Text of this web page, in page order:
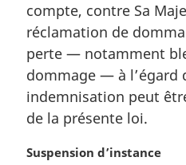
compte, contre Sa
réclamation de
perte — notamment
dommage — à l’égard
indemnisation peut
de la présente loi.
N
Suspension d’instance